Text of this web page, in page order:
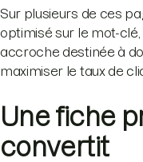
Sur plusieurs de ces
optimisé sur le mot-
accroche destinée à
maximiser le taux de
Une fiche
convertit